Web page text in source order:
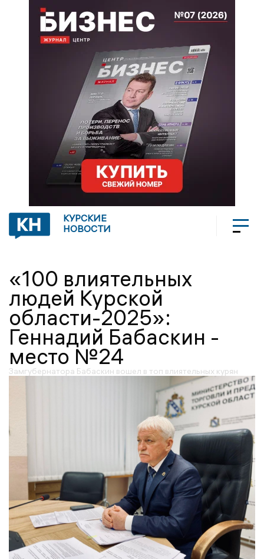
КУРСКИЕ
НОВОСТИ
«100 влиятельных
людей Курской
области-2025»:
Геннадий Бабаскин -
место №24
Замгубернатора Бабаскин вошел в топ влиятельных курян